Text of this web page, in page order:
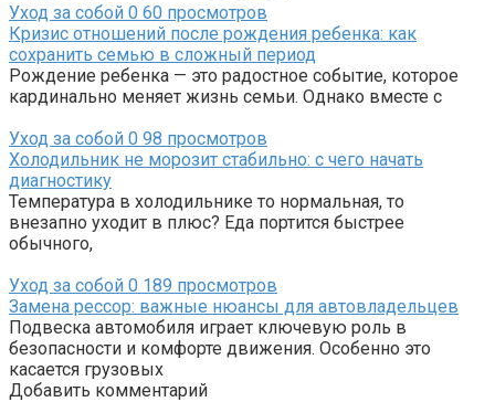
Уход за собой 0 60 просмотров
Кризис отношений после рождения ребенка: как
сохранить семью в сложный период
Рождение ребенка — это радостное событие, которое
кардинально меняет жизнь семьи. Однако вместе с
Уход за собой 0 98 просмотров
Холодильник не морозит стабильно: с чего начать
диагностику
Температура в холодильнике то нормальная, то
внезапно уходит в плюс? Еда портится быстрее
обычного,
Уход за собой 0 189 просмотров
Замена рессор: важные нюансы для автовладельцев
Подвеска автомобиля играет ключевую роль в
безопасности и комфорте движения. Особенно это
касается грузовых
Добавить комментарий